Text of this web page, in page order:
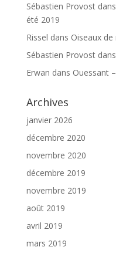
Sébastien Provostdans
été 2019
Rissel dans Oiseaux
Sébastien Provostdans
Erwan dans Ouessant
Archives
janvier 2026
décembre 2020
novembre 2020
décembre 2019
novembre 2019
août 2019
avril 2019
mars 2019